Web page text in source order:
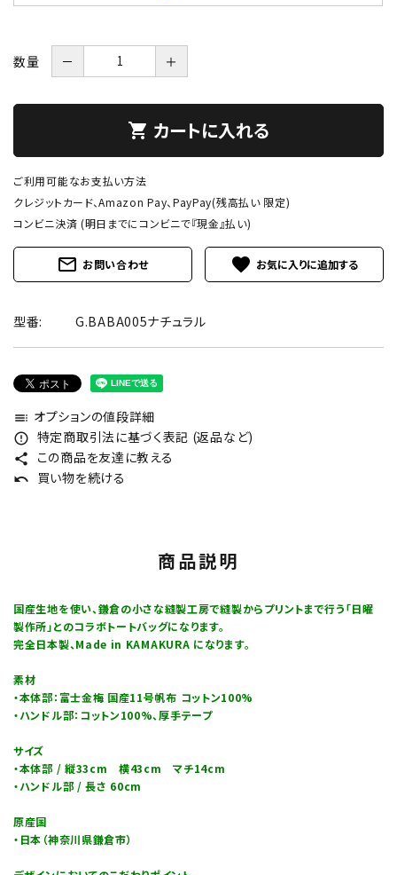
数量 － ＋
shopping_cart カートに入れる
ご利用可能なお支払い方法
クレジットカード、Amazon Pay、PayPay(残高払い 限定)
コンビニ決済 (明日までにコンビニで『現金』払い)
mail_outline お問い合わせ favorite
型番: G.BABA005ナチュラル
toc オプションの値段詳細
error_outline 特定商取引法に基づく表記 (返品など)
share この商品を友達に教える
undo 買い物を続ける
商品説明
国産生地を使い、鎌倉の小さな縫製工房で縫製からプリントまで行う「日曜
製作所」とのコラボトートバッグになります。
完全日本製、Made in KAMAKURA になります。
素材
・本体部：富士金梅 国産11号帆布 コットン100%
・ハンドル部：コットン100%、厚手テープ
サイズ
・本体部 / 縦33cm 横43cm マチ14cm
・ハンドル部 / 長さ 60cm
原産国
・日本（神奈川県鎌倉市）